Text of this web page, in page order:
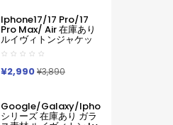
番プリント ルイヴィト
ンGooglePixel6 Pixel7
Pixel8 9グーグ熊柄ル
ピクセル スマホケース
軽い 薄い ハードケース
Pixelなど全機種対応
Iphone17/17 Pro/17
Pro Max/ Air 在庫あり
ルイヴィトンジャケッ
ト型モノグラムダミエ
アイホンケース17 16 15
14 Pro Max 15 Plus 激
安革製メンズレディー
Max 16 15 Pro Maxケー
スカバー
¥2,990¥3,890
Google/galaxy/iphone
シリーズ 在庫あり ガラ